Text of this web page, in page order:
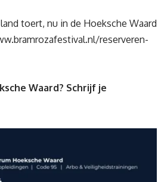
toert, nu in de Hoeksche Waard
reserveren-
Waard? Schrijf je